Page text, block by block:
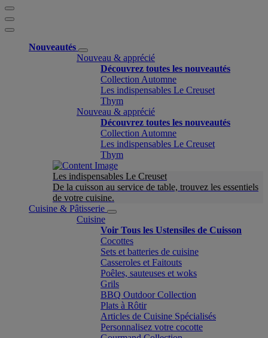
Nouveautés
Nouveau & apprécié
Découvrez toutes les nouveautés
Collection Automne
Les indispensables Le Creuset
Thym
Nouveau & apprécié
Découvrez toutes les nouveautés
Collection Automne
Les indispensables Le Creuset
Thym
Les indispensables Le Creuset
De la cuisson au service de table, trouvez les essentiels
de votre cuisine.
Cuisine & Pâtisserie
Cuisine
Voir Tous les Ustensiles de Cuisson
Cocottes
Sets et batteries de cuisine
Casseroles et Faitouts
Poêles, sauteuses et woks
Grils
BBQ Outdoor Collection
Plats à Rôtir
Articles de Cuisine Spécialisés
Personnalisez votre cocotte